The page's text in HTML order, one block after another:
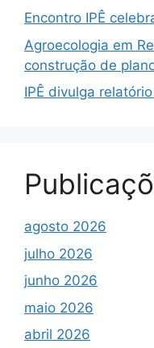
Encontro IPÊ
Agroecologia em
construção de
IPÊ divulga
agosto 2026
julho 2026
junho 2026
maio 2026
abril 2026